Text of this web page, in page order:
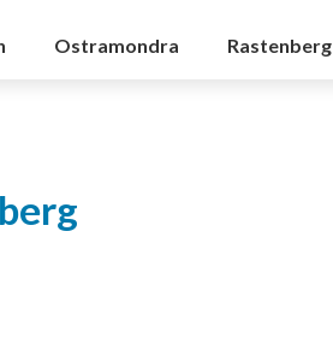
Ostramondra Rastenberg